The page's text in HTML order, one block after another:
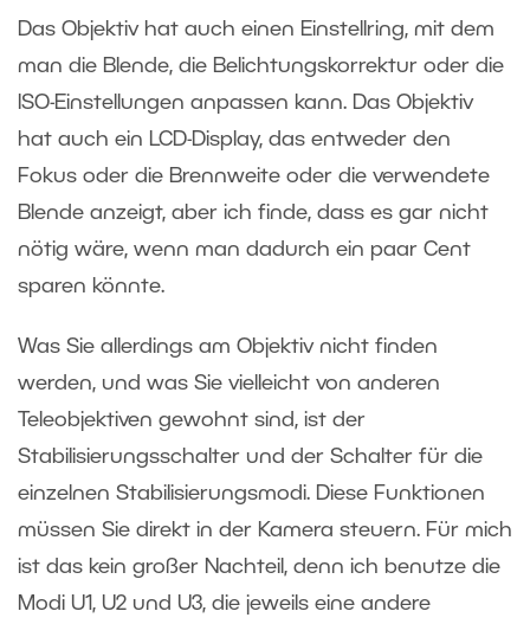
Das Objektiv hat auch einen Einstellring, mit dem
man die Blende, die Belichtungskorrektur oder die
ISO-Einstellungen anpassen kann. Das Objektiv
hat auch ein LCD-Display, das entweder den
Fokus oder die Brennweite oder die verwendete
Blende anzeigt, aber ich finde, dass es gar nicht
nötig wäre, wenn man dadurch ein paar Cent
sparen könnte.
Was Sie allerdings am Objektiv nicht finden
werden, und was Sie vielleicht von anderen
Teleobjektiven gewohnt sind, ist der
Stabilisierungsschalter und der Schalter für die
einzelnen Stabilisierungsmodi. Diese Funktionen
müssen Sie direkt in der Kamera steuern. Für mich
ist das kein großer Nachteil, denn ich benutze die
Modi U1, U2 und U3, die jeweils eine andere